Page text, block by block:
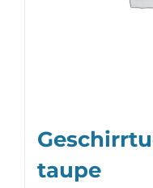
taupe